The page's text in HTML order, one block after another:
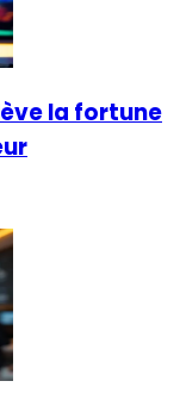
la fortune